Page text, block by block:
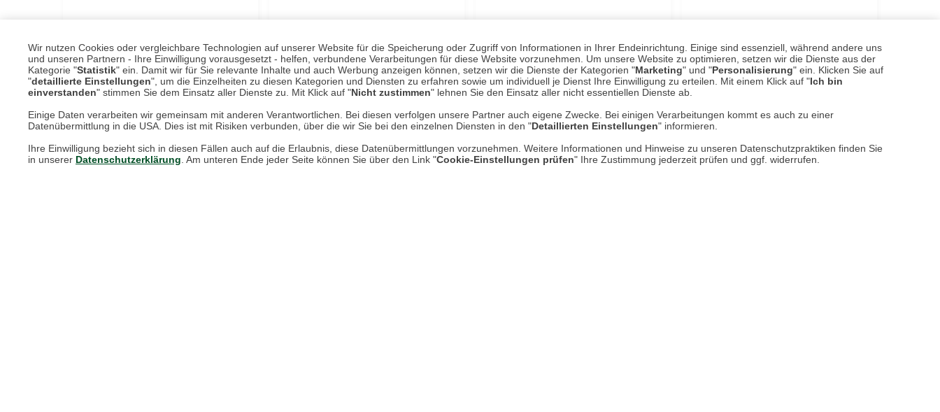
Wir nutzen Cookies oder vergleichbare Technologien auf unserer Website für die Speicherung oder Zugriff von Informationen in Ihrer Endeinrichtung. Einige sind essenziell, während andere uns
und unseren Partnern - Ihre Einwilligung vorausgesetzt - helfen, verbundene Verarbeitungen für diese Website vorzunehmen. Um unsere Website zu optimieren, setzen wir die Dienste aus der
Kategorie "Statistik" ein. Damit wir für Sie relevante Inhalte und auch Werbung anzeigen können, setzen wir die Dienste der Kategorien "Marketing" und "Personalisierung" ein. Klicken Sie auf
"detaillierte Einstellungen", um die Einzelheiten zu diesen Kategorien und Diensten zu erfahren sowie um individuell je Dienst Ihre Einwilligung zu erteilen. Mit einem Klick auf "Ich bin
einverstanden" stimmen Sie dem Einsatz aller Dienste zu. Mit Klick auf "Nicht zustimmen" lehnen Sie den Einsatz aller nicht essentiellen Dienste ab.
Einige Daten verarbeiten wir gemeinsam mit anderen Verantwortlichen. Bei diesen verfolgen unsere Partner auch eigene Zwecke. Bei einigen Verarbeitungen kommt es auch zu einer
Datenübermittlung in die USA. Dies ist mit Risiken verbunden, über die wir Sie bei den einzelnen Diensten in den "Detaillierten Einstellungen" informieren.
Ihre Einwilligung bezieht sich in diesen Fällen auch auf die Erlaubnis, diese Datenübermittlungen vorzunehmen. Weitere Informationen und Hinweise zu unseren Datenschutzpraktiken finden Sie
in unserer Datenschutzerklärung . Am unteren Ende jeder Seite können Sie über den Link "Cookie-Einstellungen prüfen" Ihre Zustimmung jederzeit prüfen und ggf. widerrufen.